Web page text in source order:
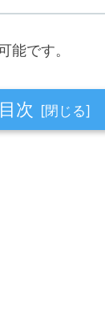
能です。
目次